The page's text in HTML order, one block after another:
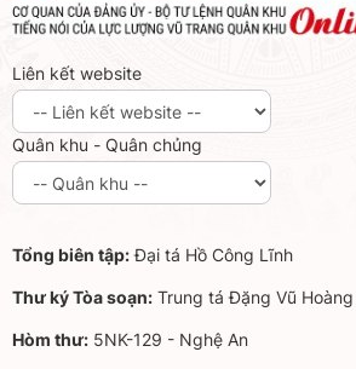
Liên kết website
Quân khu - Quân chủng
Tổng biên tập:Đại tá Hồ Công Lĩnh
Thư ký Tòa soạn: Trung tá Đặng Vũ
Hòm thư: 5NK-129 - Nghệ An